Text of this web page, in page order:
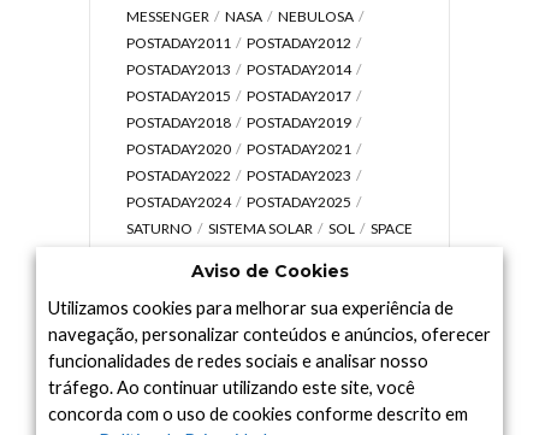
MESSENGER
NASA
NEBULOSA
POSTADAY2011
POSTADAY2012
POSTADAY2013
POSTADAY2014
POSTADAY2015
POSTADAY2017
POSTADAY2018
POSTADAY2019
POSTADAY2020
POSTADAY2021
POSTADAY2022
POSTADAY2023
POSTADAY2024
POSTADAY2025
SATURNO
SISTEMA SOLAR SOL
SPACE
UNIVERSO
VÍDEO
Arquivo
Aviso de Cookies
Utilizamos cookies para melhorar sua experiência de
navegação, personalizar conteúdos e anúncios, oferecer
funcionalidades de redes sociais e analisar nosso
tráfego. Ao continuar utilizando este site, você
concorda com o uso de cookies conforme descrito em